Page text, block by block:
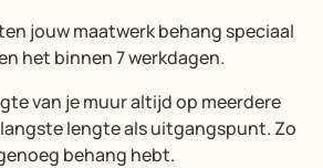
jouw maatwerk behang speciaal
het binnen 7 werkdagen.
van je muur altijd op meerdere
lengte als uitgangspunt. Zo
behang hebt.